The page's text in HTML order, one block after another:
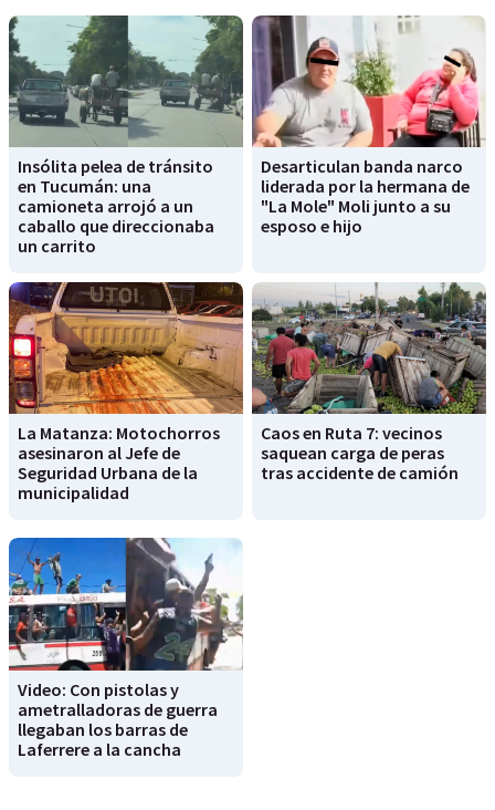
Insólita pelea de tránsito
en Tucumán: una
camioneta arrojó a un
caballo que direccionaba
un carrito
Desarticulan banda narco
liderada por la hermana de
"La Mole" Moli junto a su
esposo e hijo
La Matanza: Motochorros
asesinaron al Jefe de
Seguridad Urbana de la
municipalidad
Caos en Ruta 7: vecinos
saquean carga de peras
tras accidente de camión
Video: Con pistolas y
ametralladoras de guerra
llegaban los barras de
Laferrere a la cancha